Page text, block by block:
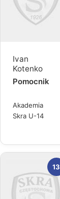
Ivan
Kotenko
Pomocnik
Akademia
Skra U-14
13